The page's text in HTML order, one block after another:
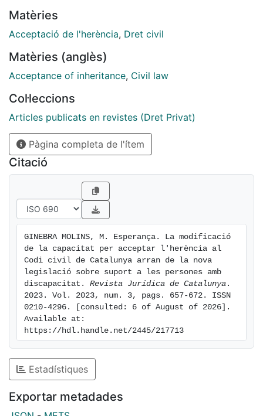
repudiate the inheritance. The objective pursued by
the work is to highlight that the new wording
regarding what is provided for in the legislation
currently in force regarding the capacity to accept the
capacity that can be understood as having today, in
this area,minors. Apart from this, the new wording
does not directly contemplate the capacity to accept
of emancipated minors, nor that the adult can have
constituted support.
L’“Avantprojecte de llei de modificació del Codi civil de
Catalunya en matèria de suports
a l’exercici de la capacitat jurídica de les persones”,
a l’abril de 2023, pretén modificar l’art. 461-9 CCCat,
referit a la capacitat per a
acceptar i repudiar l’herència. L’objectiu que
persegueix el treball és posar en relleu que
la nova redacció proposada per a aquest precepte
suposa un retrocés respecte del que
preveu la legislació actualment vigent quant a la
capacitat per acceptar l’herència. En
aquest sentit, pot acabar restringint la capacitat que
es pot entendre que tenen avui, en
aquest àmbit, les persones menors d’edat. Al marge
d’això, la nova redacció no
contempla directament la capacitat per acceptar de
Matèries
Acceptació de l'herència, Dret civil
Matèries (anglès)
Acceptance of inheritance, Civil law
Col·leccions
Articles publicats en revistes (Dret Privat)
Pàgina completa de l'ítem
Citació
GINEBRA MOLINS, M. Esperança. La modificació
de la capacitat per acceptar l'herència al
Codi civil de Catalunya arran de la nova
legislació sobre suport a les persones amb
discapacitat. Revista Jurídica de Catalunya .
2023. Vol. 2023, num. 3, pags. 657-672. ISSN
0210-4296. [consulted: 6 of August of 2026].
Available at:
https://hdl.handle.net/2445/217713
Estadístiques
Exportar metadades